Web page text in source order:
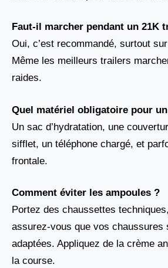
Faut-il marcher pendant un 21K
Oui, c’est recommandé, surtout
Même les meilleurs trailers
raides.
Quel matériel obligatoire pour
Un sac d’hydratation, une
sifflet, un téléphone chargé, et
frontale.
Comment éviter les ampoules ?
Portez des chaussettes
assurez-vous que vos chaussures
adaptées. Appliquez de la crème
la course.